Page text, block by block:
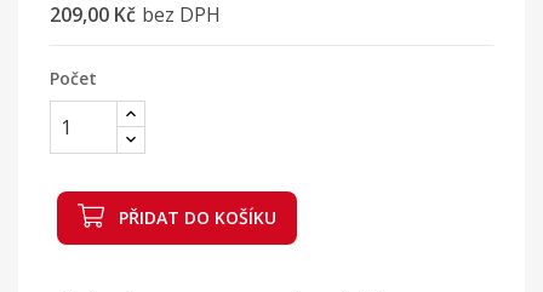
209,00 Kč bez DPH
Počet
PŘIDAT DO KOŠÍKU